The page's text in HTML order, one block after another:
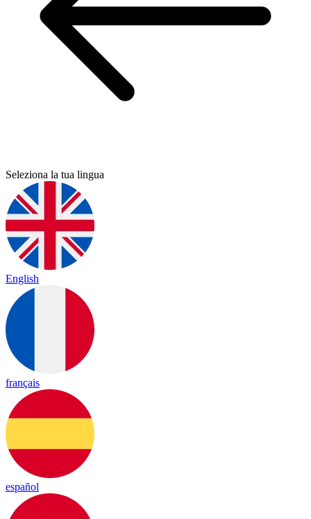
Seleziona la tua lingua
English
français
español